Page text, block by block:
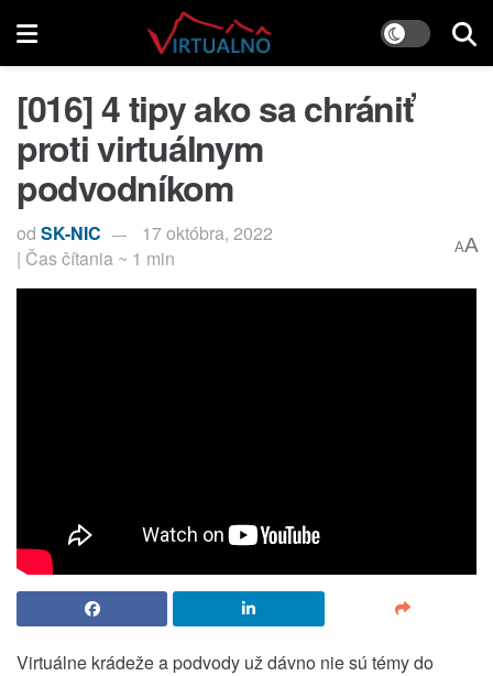
[016] 4 tipy ako sa chrániť
proti virtuálnym
podvodníkom
od SK-NIC
17 októbra, 2022
| Čas čítania ~ 1 min
AA
Virtuálne krádeže a podvody už dávno nie sú témy do